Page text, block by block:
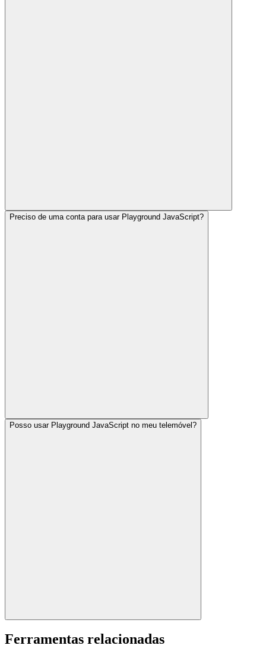
Preciso de uma conta para usar Playground JavaScript?
Posso usar Playground JavaScript no meu telemóvel?
Ferramentas relacionadas